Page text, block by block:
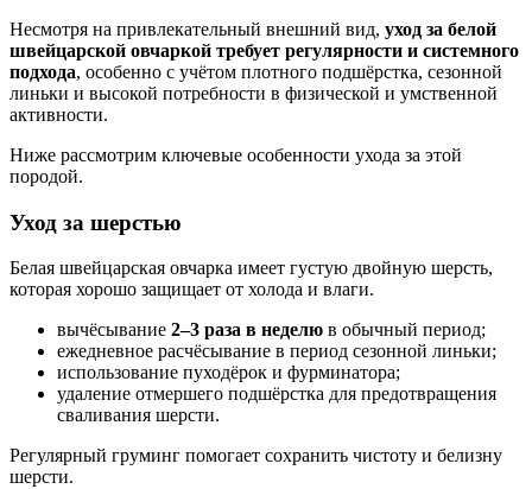
Несмотря на привлекательный внешний вид, уход за белой
швейцарской овчаркой требует регулярности и системного
подхода, особенно с учётом плотного подшёрстка, сезонной
линьки и высокой потребности в физической и умственной
активности.
Ниже рассмотрим ключевые особенности ухода за этой
породой.
Уход за шерстью
Белая швейцарская овчарка имеет густую двойную шерсть,
которая хорошо защищает от холода и влаги.
вычёсывание 2–3 раза в неделю в обычный период;
ежедневное расчёсывание в период сезонной линьки;
использование пуходёрок и фурминатора;
удаление отмершего подшёрстка для предотвращения
сваливания шерсти.
Регулярный груминг помогает сохранить чистоту и белизну
шерсти.